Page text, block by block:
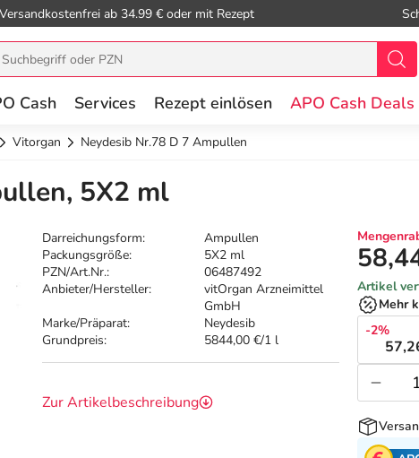
Versandkostenfrei ab 34.99 € oder mit Rezept
Cash Services Rezept einlösen APO Cash Deals
Vitorgan Neydesib Nr.78 D 7 Ampullen
5X2 ml
Darreichungsform:
Ampullen
Packungsgröße:
5X2 ml
PZN/Art.Nr.:
06487492
Anbieter/Hersteller:
vitOrgan Arzneimittel
GmbH
Marke/Präparat:
Neydesib
Grundpreis:
5844,00 €/1 l
Zur Artikelbeschreibung
Artikel
Mehr
-2%